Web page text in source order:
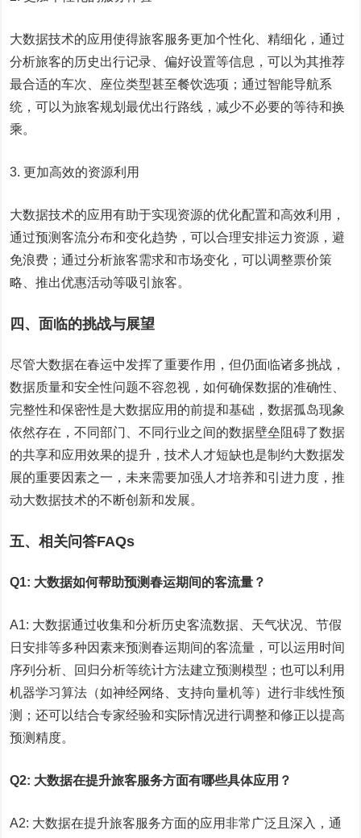
大数据技术的应用使得旅客服务更加个性化、精细化，通过
分析旅客的历史出行记录、偏好设置等信息，可以为其推荐
最合适的车次、座位类型甚至餐饮选项；通过智能导航系
统，可以为旅客规划最优出行路线，减少不必要的等待和换
乘。
3. 更加高效的资源利用
大数据技术的应用有助于实现资源的优化配置和高效利用，
通过预测客流分布和变化趋势，可以合理安排运力资源，避
免浪费；通过分析旅客需求和市场变化，可以调整票价策
略、推出优惠活动等吸引旅客。
四、面临的挑战与展望
尽管大数据在春运中发挥了重要作用，但仍面临诸多挑战，
数据质量和安全性问题不容忽视，如何确保数据的准确性、
完整性和保密性是大数据应用的前提和基础，数据孤岛现象
依然存在，不同部门、不同行业之间的数据壁垒阻碍了数据
的共享和应用效果的提升，技术人才短缺也是制约大数据发
展的重要因素之一，未来需要加强人才培养和引进力度，推
动大数据技术的不断创新和发展。
五、相关问答FAQs
Q1: 大数据如何帮助预测春运期间的客流量？
A1: 大数据通过收集和分析历史客流数据、天气状况、节假
日安排等多种因素来预测春运期间的客流量，可以运用时间
序列分析、回归分析等统计方法建立预测模型；也可以利用
机器学习算法（如神经网络、支持向量机等）进行非线性预
测；还可以结合专家经验和实际情况进行调整和修正以提高
预测精度。
Q2: 大数据在提升旅客服务方面有哪些具体应用？
A2: 大数据在提升旅客服务方面的应用非常广泛且深入，通